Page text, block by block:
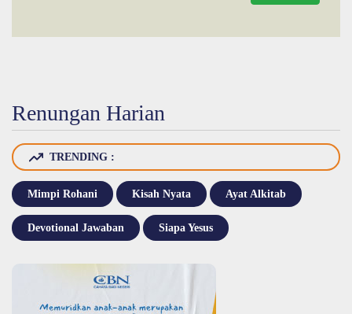
Renungan Harian
TRENDING :
Mimpi Rohani Kisah Nyata Ayat Alkitab
Devotional Jawaban Siapa Yesus